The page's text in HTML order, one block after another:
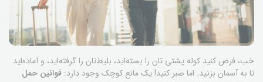
خب، فرض کنید کوله پشتی تان را بسته‌اید، بلیط‌تان را گرفته‌اید، و آماده‌اید
تا به آسمان بزنید. اما صبر کنید! یک مانع کوچک وجود دارد: قوانین حمل